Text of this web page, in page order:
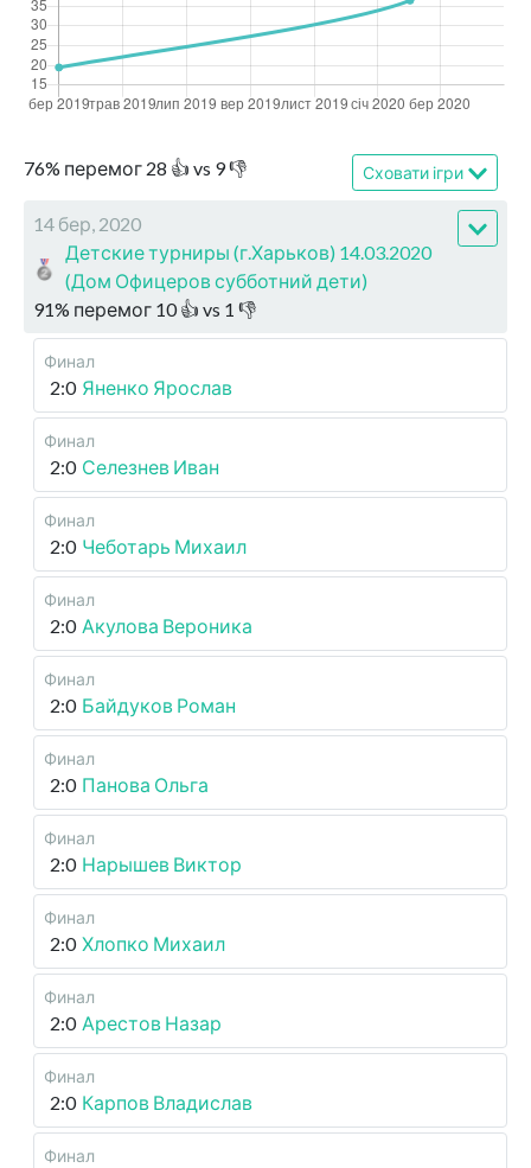
76% перемог 28 👍 vs 9👎 Сховати ігри
14 бер, 2020
Детские турниры (г.Харьков) 14.03.2020
(Дом Офицеров субботний дети)
91% перемог 10👍 vs 1 👎
Финал
2:0 Яненко Ярослав
Финал
2:0 Селезнев Иван
Финал
2:0 Чеботарь Михаил
Финал
2:0 Акулова Вероника
Финал
2:0 Байдуков Роман
Финал
2:0 Панова Ольга
Финал
2:0 Нарышев Виктор
Финал
2:0 Хлопко Михаил
Финал
2:0 Арестов Назар
Финал
2:0 Карпов Владислав
Финал